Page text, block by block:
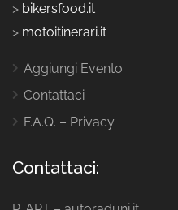
> bikersfood.it
> motoitinerari.it
Aggiungi Evento
Contattaci
F.A.Q. – Privacy
Contattaci: